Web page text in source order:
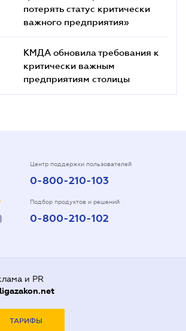
потерять статус критически
важного предприятия»
КМДА обновила требования к
критически важным
предприятиям столицы
Центр поддержки пользователей
0-800-210-103
Подбор продуктов и решений
0-800-210-102
и PR
ligazakon.net
ТАРИФЫ